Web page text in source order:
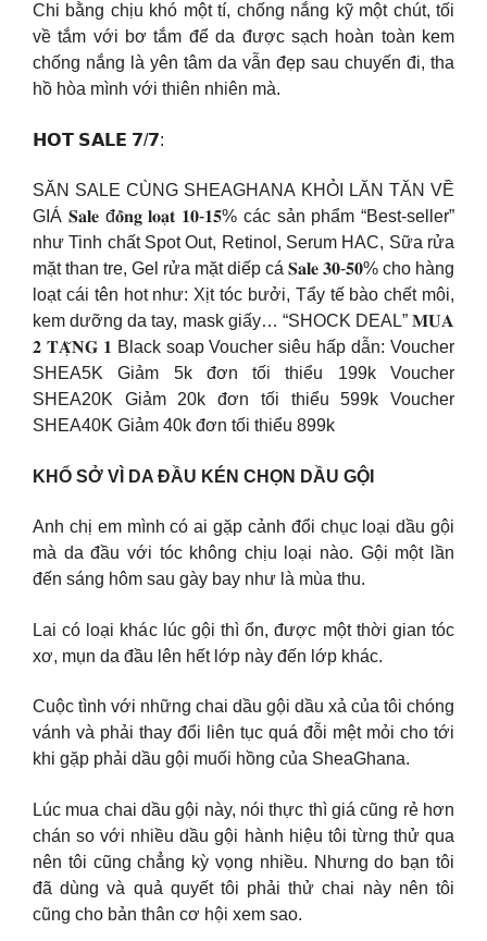
Chi bằng chịu khó một tí, chống nắng kỹ một chút, tối
về tắm với bơ tắm để da được sạch hoàn toàn kem
chống nắng là yên tâm da vẫn đẹp sau chuyến đi, tha
hồ hòa mình với thiên nhiên mà.
𝗛𝗢𝗧 𝗦𝗔𝗟𝗘 𝟳/𝟳:
SĂN SALE CÙNG SHEAGHANA KHỎI LĂN TĂN VỀ
GIÁ 𝐒𝐚𝐥𝐞 đ𝐨̂̀𝐧𝐠 𝐥𝐨𝐚̣𝐭 𝟏𝟎-𝟏𝟓% các sản phẩm “Best-seller”
như Tinh chất Spot Out, Retinol, Serum HAC, Sữa rửa
mặt than tre, Gel rửa mặt diếp cá 𝐒𝐚𝐥𝐞 𝟑𝟎-𝟓𝟎% cho hàng
loạt cái tên hot như: Xịt tóc bưởi, Tẩy tế bào chết môi,
kem dưỡng da tay, mask giấy… “SHOCK DEAL” 𝐌𝐔𝐀
𝟐 𝐓𝐀̣̆𝐍𝐆 𝟏 Black soap Voucher siêu hấp dẫn: Voucher
SHEA5K Giảm 5k đơn tối thiểu 199k Voucher
SHEA20K Giảm 20k đơn tối thiểu 599k Voucher
SHEA40K Giảm 40k đơn tối thiểu 899k
KHỔ SỞ VÌ DA ĐẦU KÉN CHỌN DẦU GỘI
Anh chị em mình có ai gặp cảnh đổi chục loại dầu gội
mà da đầu với tóc không chịu loại nào. Gội một lần
đến sáng hôm sau gày bay như là mùa thu.
Lai có loại khác lúc gội thì ổn, được một thời gian tóc
xơ, mụn da đầu lên hết lớp này đến lớp khác.
Cuộc tình với những chai dầu gội dầu xả của tôi chóng
vánh và phải thay đổi liên tục quá đỗi mệt mỏi cho tới
khi gặp phải dầu gội muối hồng của SheaGhana.
Lúc mua chai dầu gội này, nói thực thì giá cũng rẻ hơn
chán so với nhiều dầu gội hành hiệu tôi từng thử qua
nên tôi cũng chẳng kỳ vọng nhiều. Nhưng do bạn tôi
đã dùng và quả quyết tôi phải thử chai này nên tôi
cũng cho bản thân cơ hội xem sao.